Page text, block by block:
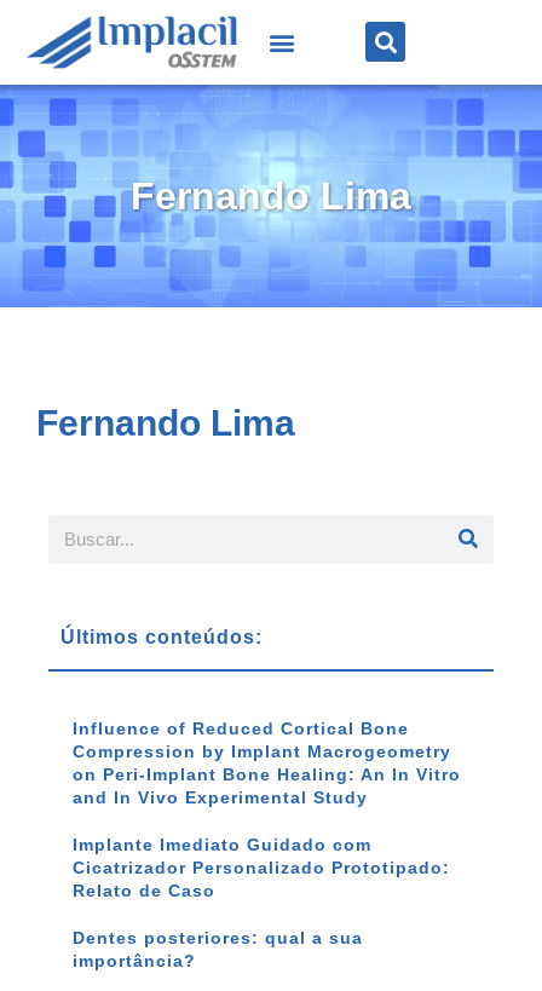
Fernando Lima
Fernando Lima
Últimos conteúdos:
Influence of Reduced Cortical Bone
Compression by Implant Macrogeometry
on Peri-Implant Bone Healing: An In Vitro
and In Vivo Experimental Study
Implante Imediato Guidado com
Cicatrizador Personalizado Prototipado:
Relato de Caso
Dentes posteriores: qual a sua
importância?